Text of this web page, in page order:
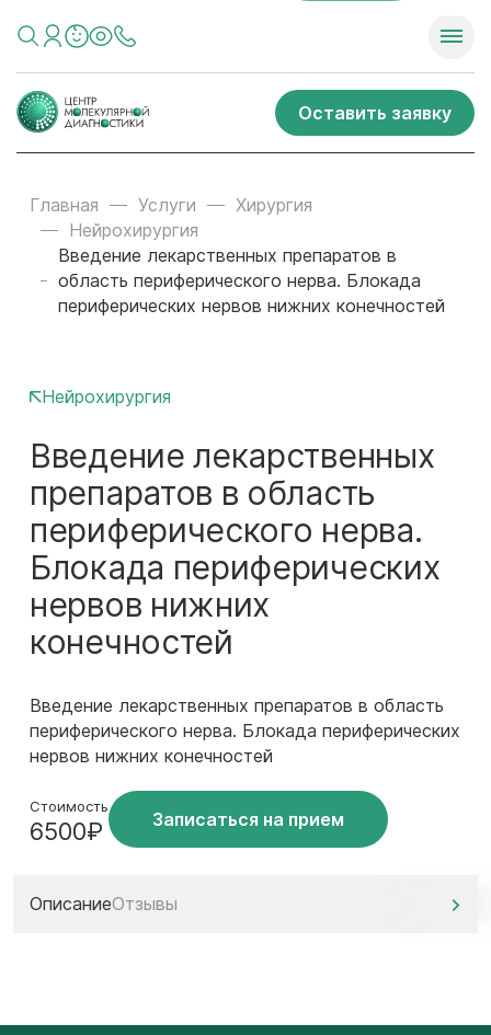
Оставить заявку
Главная Услуги
Хирургия
Нейрохирургия
Введение лекарственных препаратов в
область периферического нерва. Блокада
периферических нервов нижних конечностей
Нейрохирургия
Введение лекарственных
препаратов в область
периферического нерва.
Блокада периферических
нервов нижних
конечностей
Введение лекарственных препаратов в область
периферического нерва. Блокада периферических
нервов нижних конечностей
Стоимость
6500₽ Записаться на прием
ОписаниеОтзывы